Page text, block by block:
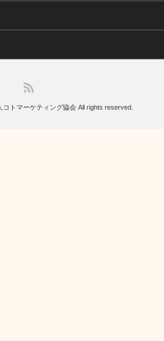
コトマーケティング協会All rights reserved.